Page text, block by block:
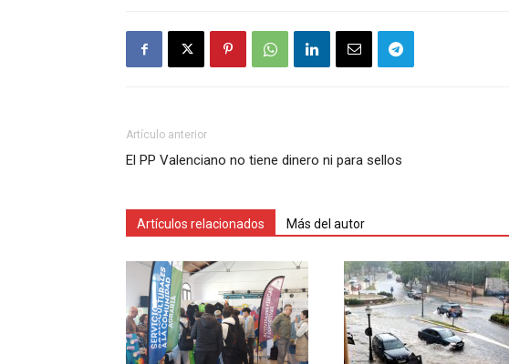
Artículo anterior
El PP Valenciano no tiene dinero ni para sellos
Artículos relacionados Más del autor